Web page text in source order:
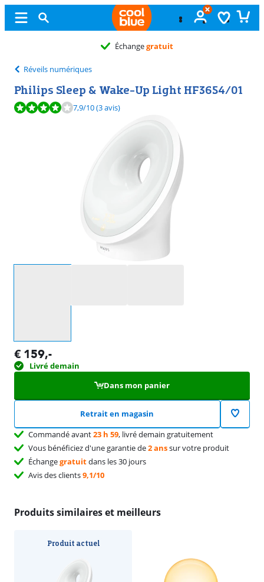
Échangegratuit
Réveils numériques
Philips Sleep & Wake-Up Light HF3654/01
La note est de 7,9 sur 10, basée sur 3 avis.
7,9/10(3 avis)
€ 159,-
Livré demain
Dans mon panier
Retrait en magasin
Commandé avant23 h 59, livré demain gratuitement
Vous bénéficiez d'une garantie de2 anssur votre produit
Échangegratuitdans les 30 jours
Avis des clients9,1/10
Produits similaires et meilleurs
Produit actuel